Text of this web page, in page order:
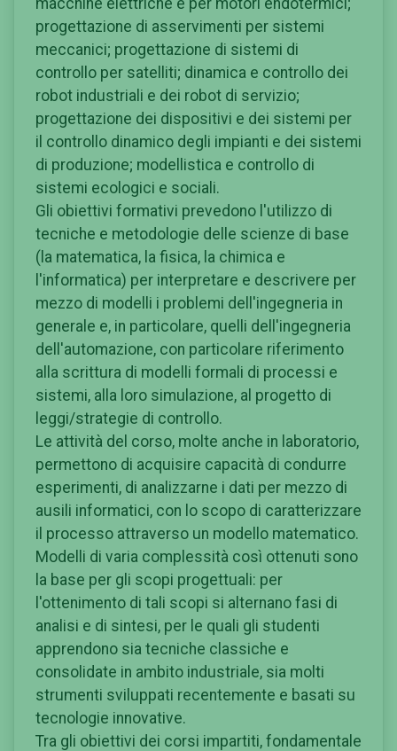
progettazione di asservimenti per sistemi
meccanici; progettazione di sistemi di
controllo per satelliti; dinamica e controllo dei
robot industriali e dei robot di servizio;
progettazione dei dispositivi e dei sistemi per
il controllo dinamico degli impianti e dei sistemi
di produzione; modellistica e controllo di
sistemi ecologici e sociali.
Gli obiettivi formativi prevedono l'utilizzo di
tecniche e metodologie delle scienze di base
(la matematica, la fisica, la chimica e
l'informatica) per interpretare e descrivere per
mezzo di modelli i problemi dell'ingegneria in
generale e, in particolare, quelli dell'ingegneria
dell'automazione, con particolare riferimento
alla scrittura di modelli formali di processi e
sistemi, alla loro simulazione, al progetto di
leggi/strategie di controllo.
Le attività del corso, molte anche in laboratorio,
permettono di acquisire capacità di condurre
esperimenti, di analizzarne i dati per mezzo di
ausili informatici, con lo scopo di caratterizzare
il processo attraverso un modello matematico.
Modelli di varia complessità così ottenuti sono
la base per gli scopi progettuali: per
l'ottenimento di tali scopi si alternano fasi di
analisi e di sintesi, per le quali gli studenti
apprendono sia tecniche classiche e
consolidate in ambito industriale, sia molti
strumenti sviluppati recentemente e basati su
tecnologie innovative.
Tra gli obiettivi dei corsi impartiti, fondamentale